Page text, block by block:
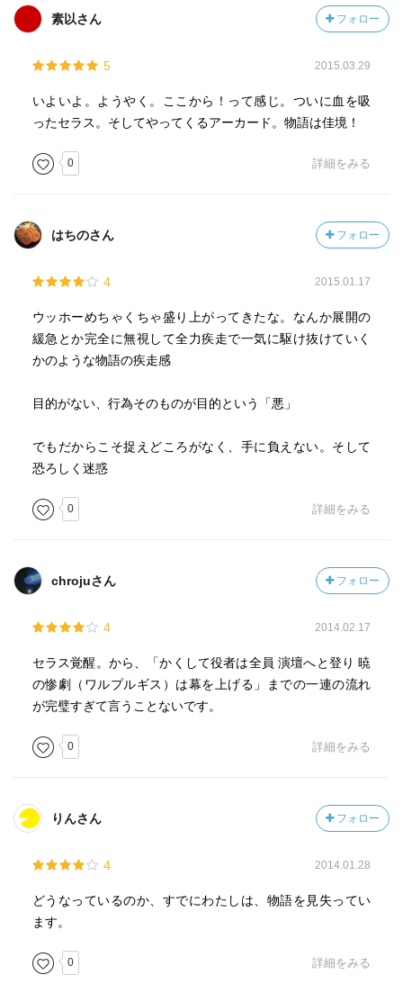
素以さん フォロー
5 2015.03.29
いよいよ。ようやく。ここから！って感じ。ついに血を吸
ったセラス。そしてやってくるアーカード。物語は佳境！
0 詳細をみる
はちのさん フォロー
4 2015.01.17
ウッホーめちゃくちゃ盛り上がってきたな。なんか展開の
緩急とか完全に無視して全力疾走で一気に駆け抜けていく
かのような物語の疾走感
目的がない、行為そのものが目的という「悪」
でもだからこそ捉えどころがなく、手に負えない。そして
恐ろしく迷惑
0 詳細をみる
chrojuさん フォロー
4 2014.02.17
セラス覚醒。から、「かくして役者は全員 演壇へと登り 暁
の惨劇（ワルプルギス）は幕を上げる」までの一連の流れ
が完璧すぎて言うことないです。
0 詳細をみる
りんさん フォロー
4 2014.01.28
どうなっているのか、すでにわたしは、物語を見失ってい
ます。
0 詳細をみる